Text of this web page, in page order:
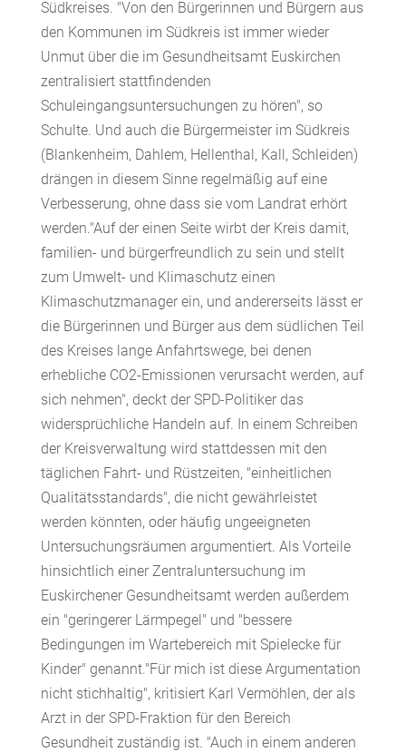
Südkreises. "Von den Bürgerinnen und Bürgern aus
den Kommunen im Südkreis ist immer wieder
Unmut über die im Gesundheitsamt Euskirchen
zentralisiert stattfindenden
Schuleingangsuntersuchungen zu hören", so
Schulte. Und auch die Bürgermeister im Südkreis
(Blankenheim, Dahlem, Hellenthal, Kall, Schleiden)
drängen in diesem Sinne regelmäßig auf eine
Verbesserung, ohne dass sie vom Landrat erhört
werden."Auf der einen Seite wirbt der Kreis damit,
familien- und bürgerfreundlich zu sein und stellt
zum Umwelt- und Klimaschutz einen
Klimaschutzmanager ein, und andererseits lässt er
die Bürgerinnen und Bürger aus dem südlichen Teil
des Kreises lange Anfahrtswege, bei denen
erhebliche CO2-Emissionen verursacht werden, auf
sich nehmen", deckt der SPD-Politiker das
widersprüchliche Handeln auf. In einem Schreiben
der Kreisverwaltung wird stattdessen mit den
täglichen Fahrt- und Rüstzeiten, "einheitlichen
Qualitätsstandards", die nicht gewährleistet
werden könnten, oder häufig ungeeigneten
Untersuchungsräumen argumentiert. Als Vorteile
hinsichtlich einer Zentraluntersuchung im
Euskirchener Gesundheitsamt werden außerdem
ein "geringerer Lärmpegel" und "bessere
Bedingungen im Wartebereich mit Spielecke für
Kinder" genannt."Für mich ist diese Argumentation
nicht stichhaltig", kritisiert Karl Vermöhlen, der als
Arzt in der SPD-Fraktion für den Bereich
Gesundheit zuständig ist. "Auch in einem anderen